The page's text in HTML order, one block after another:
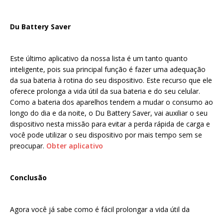
Du Battery Saver
Este último aplicativo da nossa lista é um tanto quanto
inteligente, pois sua principal função é fazer uma adequação
da sua bateria à rotina do seu dispositivo. Este recurso que ele
oferece prolonga a vida útil da sua bateria e do seu celular.
Como a bateria dos aparelhos tendem a mudar o consumo ao
longo do dia e da noite, o Du Battery Saver, vai auxiliar o seu
dispositivo nesta missão para evitar a perda rápida de carga e
você pode utilizar o seu dispositivo por mais tempo sem se
preocupar. Obter aplicativo
Conclusão
Agora você já sabe como é fácil prolongar a vida útil da